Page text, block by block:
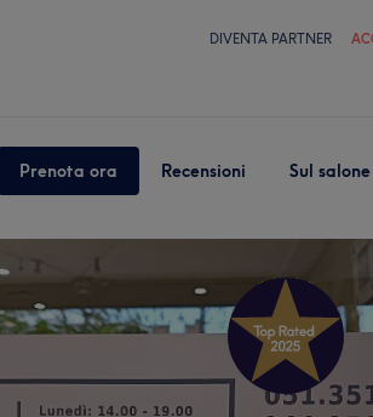
DIVENTA PARTNER
Prenota ora Recensioni Sul salone